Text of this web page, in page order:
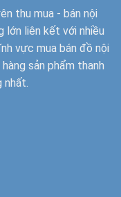
thu mua - bán nội
lớn liên kết với nhiều
vực mua bán đồ nội
sản phẩm thanh
nhất.